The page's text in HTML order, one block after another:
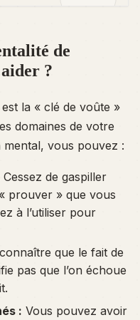
de
?
la « clé de voûte »
domaines de votre
mental, vous pouvez :
Cessez de gaspiller
prouver » que vous
à l’utiliser pour
que le fait de
pas que l’on échoue
: Vous pouvez avoir